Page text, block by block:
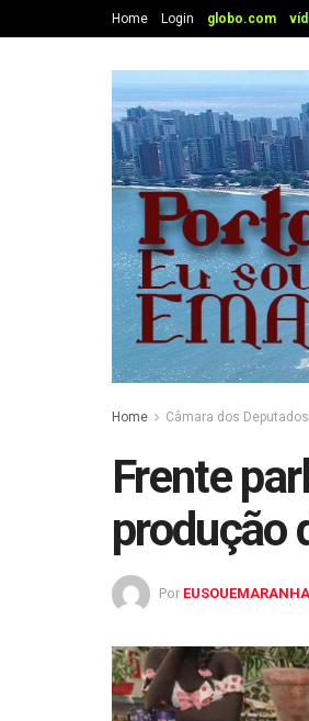
Home Login globo.com
Home Câmara dos Deputados
Frente
produção
Por